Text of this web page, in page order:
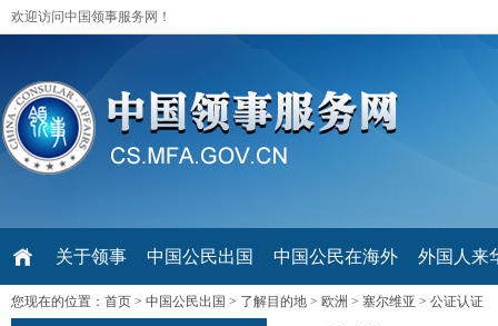
欢迎访问中国领事服务网！
关于领事 中国公民出国 中国公民在海外 外国人来
您现在的位置： 首页 > 中国公民出国 > 了解目的地 > 欧洲 > 塞尔维亚 > 公证认证